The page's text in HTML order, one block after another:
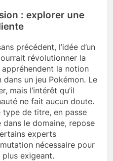
: explorer une
précédent, l’idée d’un
révolutionner la
la notion
un jeu Pokémon. Le
mais l’intérêt qu’il
ne fait aucun doute.
de titre, en passe
le domaine, repose
experts
nécessaire pour
exigeant.